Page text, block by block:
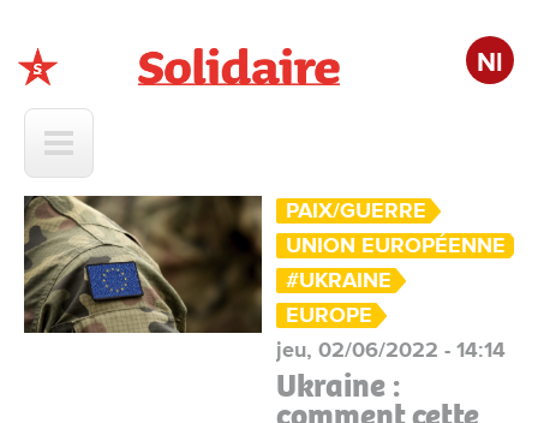
Nl
PAIX/GUERRE
UNION EUROPÉENNE
#UKRAINE
EUROPE
jeu, 02/06/2022 - 14:14
Ukraine :